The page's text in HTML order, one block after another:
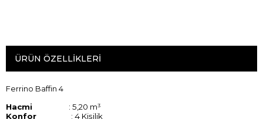
ÜRÜN ÖZELLIKLERI
Ferrino Baffin 4
Hacmi
: 5,20 m³
Konfor
: 4 Kişilik